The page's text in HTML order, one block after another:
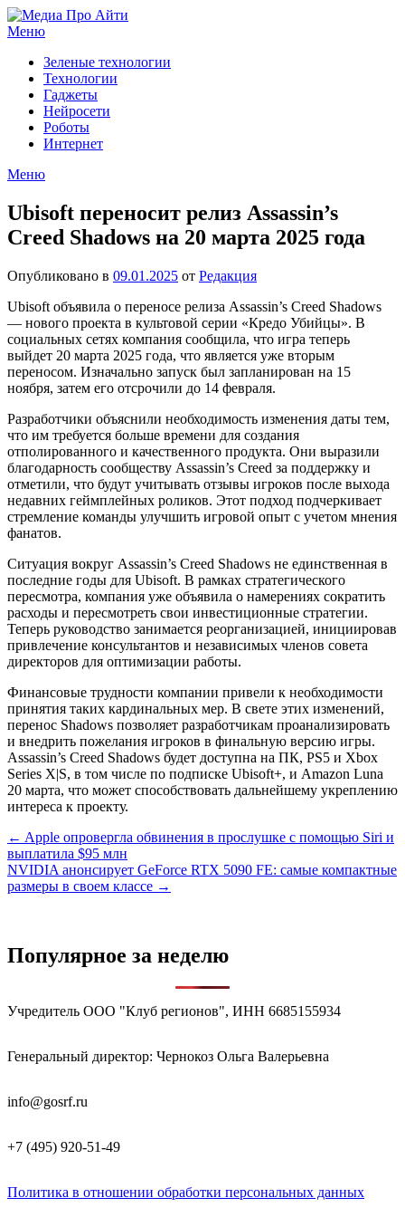
Перейти
к
Меню
Зеленые технологии
Технологии
Гаджеты
Нейросети
Роботы
Интернет
Меню
Ubisoft переносит релиз Assassin’s
Creed Shadows на 20 марта 2025 года
Опубликовано в 09.01.2025 от Редакция
Ubisoft объявила о переносе релиза Assassin’s Creed Shadows
— нового проекта в культовой серии «Кредо Убийцы». В
социальных сетях компания сообщила, что игра теперь
выйдет 20 марта 2025 года, что является уже вторым
переносом. Изначально запуск был запланирован на 15
ноября, затем его отсрочили до 14 февраля.
Разработчики объяснили необходимость изменения даты тем,
что им требуется больше времени для создания
отполированного и качественного продукта. Они выразили
благодарность сообществу Assassin’s Creed за поддержку и
отметили, что будут учитывать отзывы игроков после выхода
недавних геймплейных роликов. Этот подход подчеркивает
стремление команды улучшить игровой опыт с учетом мнения
фанатов.
Ситуация вокруг Assassin’s Creed Shadows не единственная в
последние годы для Ubisoft. В рамках стратегического
пересмотра, компания уже объявила о намерениях сократить
расходы и пересмотреть свои инвестиционные стратегии.
Теперь руководство занимается реорганизацией, инициировав
привлечение консультантов и независимых членов совета
директоров для оптимизации работы.
Финансовые трудности компании привели к необходимости
принятия таких кардинальных мер. В свете этих изменений,
перенос Shadows позволяет разработчикам проанализировать
и внедрить пожелания игроков в финальную версию игры.
Assassin’s Creed Shadows будет доступна на ПК, PS5 и Xbox
Series X|S, в том числе по подписке Ubisoft+, и Amazon Luna
20 марта, что может способствовать дальнейшему укреплению
интереса к проекту.
Навигация
по
записям
← Apple опровергла обвинения в прослушке с помощью Siri и
выплатила $95 млн
NVIDIA анонсирует GeForce RTX 5090 FE: самые компактные
размеры в своем классе →
Популярное за неделю
Учредитель ООО "Клуб регионов", ИНН 6685155934
Генеральный директор: Чернокоз Ольга Валерьевна
info@gosrf.ru
+7 (495) 920-51-49
Политика в отношении обработки персональных данных